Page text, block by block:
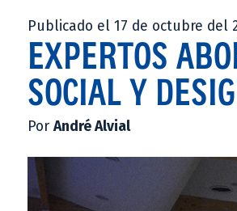
Publicado el 17 de octubre del
EXPERTOS
SOCIAL Y
Por André Alvial